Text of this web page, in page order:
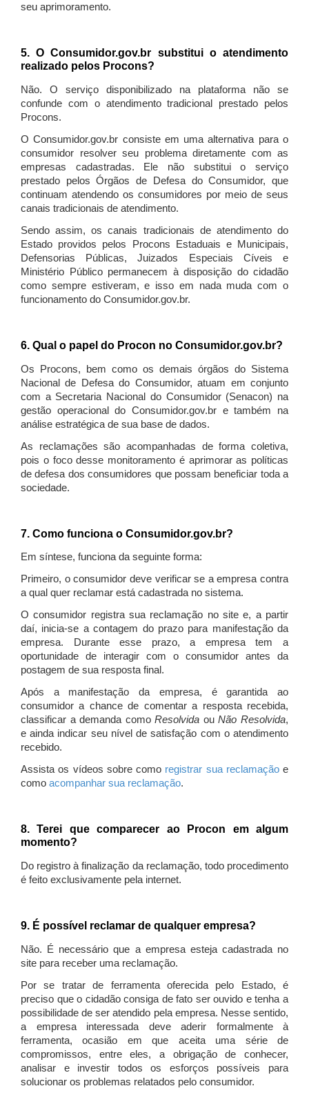
seu aprimoramento.
5. O Consumidor.gov.br substitui o atendimento
realizado pelos Procons?
Não. O serviço disponibilizado na plataforma não se
confunde com o atendimento tradicional prestado pelos
Procons.
O Consumidor.gov.br consiste em uma alternativa para o
consumidor resolver seu problema diretamente com as
empresas cadastradas. Ele não substitui o serviço
prestado pelos Órgãos de Defesa do Consumidor, que
continuam atendendo os consumidores por meio de seus
canais tradicionais de atendimento.
Sendo assim, os canais tradicionais de atendimento do
Estado providos pelos Procons Estaduais e Municipais,
Defensorias Públicas, Juizados Especiais Cíveis e
Ministério Público permanecem à disposição do cidadão
como sempre estiveram, e isso em nada muda com o
funcionamento do Consumidor.gov.br.
6. Qual o papel do Procon no Consumidor.gov.br?
Os Procons, bem como os demais órgãos do Sistema
Nacional de Defesa do Consumidor, atuam em conjunto
com a Secretaria Nacional do Consumidor (Senacon) na
gestão operacional do Consumidor.gov.br e também na
análise estratégica de sua base de dados.
As reclamações são acompanhadas de forma coletiva,
pois o foco desse monitoramento é aprimorar as políticas
de defesa dos consumidores que possam beneficiar toda a
sociedade.
7. Como funciona o Consumidor.gov.br?
Em síntese, funciona da seguinte forma:
Primeiro, o consumidor deve verificar se a empresa contra
a qual quer reclamar está cadastrada no sistema.
O consumidor registra sua reclamação no site e, a partir
daí, inicia-se a contagem do prazo para manifestação da
empresa. Durante esse prazo, a empresa tem a
oportunidade de interagir com o consumidor antes da
postagem de sua resposta final.
Após a manifestação da empresa, é garantida ao
consumidor a chance de comentar a resposta recebida,
classificar a demanda comoResolvida ouNão Resolvida,
e ainda indicar seu nível de satisfação com o atendimento
recebido.
Assista os vídeos sobre como registrar sua reclamaçãoe
como acompanhar sua reclamação.
8. Terei que comparecer ao Procon em algum
momento?
Do registro à finalização da reclamação, todo procedimento
é feito exclusivamente pela internet.
9. É possível reclamar de qualquer empresa?
Não. É necessário que a empresa esteja cadastrada no
site para receber uma reclamação.
Por se tratar de ferramenta oferecida pelo Estado, é
preciso que o cidadão consiga de fato ser ouvido e tenha a
possibilidade de ser atendido pela empresa. Nesse sentido,
a empresa interessada deve aderir formalmente à
ferramenta, ocasião em que aceita uma série de
compromissos, entre eles, a obrigação de conhecer,
analisar e investir todos os esforços possíveis para
solucionar os problemas relatados pelo consumidor.